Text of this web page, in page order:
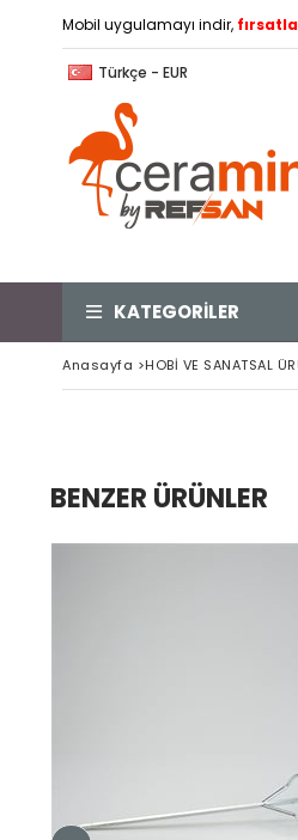
Mobil uygulamayı indir,
Türkçe - EUR
KATEGORİLER
Anasayfa >HOBİ VE SANATSAL
BENZER ÜRÜNLER